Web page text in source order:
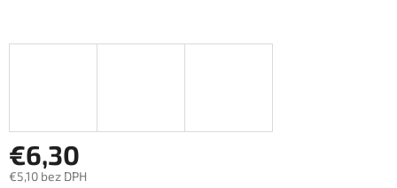
€6,30
€5,10 bez DPH